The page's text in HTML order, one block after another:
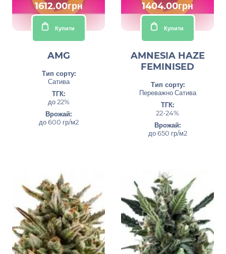
1612.00грн
Купити
AMG
Тип сорту:
Сатива
ТГК:
до 22%
Врожай:
до 600 гр/м2
1404.00грн
Купити
AMNESIA HAZE
FEMINISED
Тип сорту:
Переважно Сатива
ТГК:
22-24%
Врожай:
до 650 гр/м2